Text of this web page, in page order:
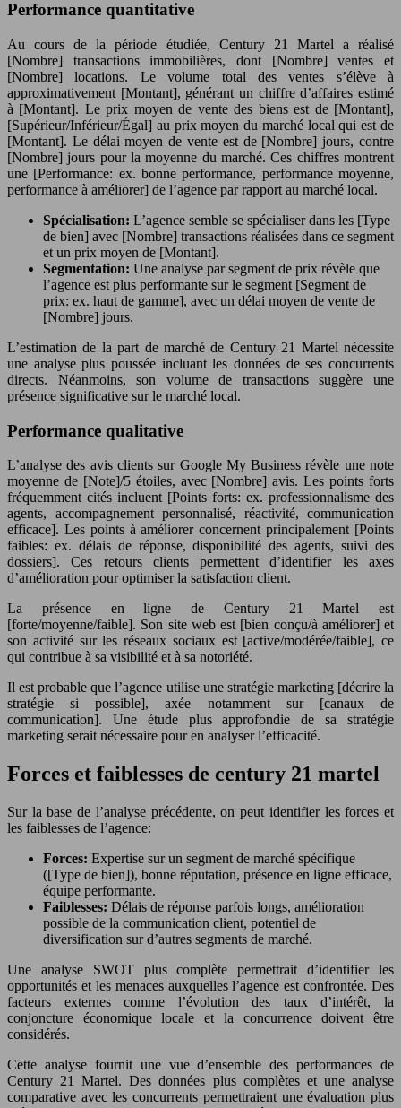
Performance quantitative
Au cours de la période étudiée, Century 21 Martel a réalisé
[Nombre] transactions immobilières, dont [Nombre] ventes et
[Nombre] locations. Le volume total des ventes s’élève à
approximativement [Montant], générant un chiffre d’affaires estimé
à [Montant]. Le prix moyen de vente des biens est de [Montant],
[Supérieur/Inférieur/Égal] au prix moyen du marché local qui est de
[Montant]. Le délai moyen de vente est de [Nombre] jours, contre
[Nombre] jours pour la moyenne du marché. Ces chiffres montrent
une [Performance: ex. bonne performance, performance moyenne,
performance à améliorer] de l’agence par rapport au marché local.
Spécialisation: L’agence semble se spécialiser dans les [Type
de bien] avec [Nombre] transactions réalisées dans ce segment
et un prix moyen de [Montant].
Segmentation: Une analyse par segment de prix révèle que
l’agence est plus performante sur le segment [Segment de
prix: ex. haut de gamme], avec un délai moyen de vente de
[Nombre] jours.
L’estimation de la part de marché de Century 21 Martel nécessite
une analyse plus poussée incluant les données de ses concurrents
directs. Néanmoins, son volume de transactions suggère une
présence significative sur le marché local.
Performance qualitative
L’analyse des avis clients sur Google My Business révèle une note
moyenne de [Note]/5 étoiles, avec [Nombre] avis. Les points forts
fréquemment cités incluent [Points forts: ex. professionnalisme des
agents, accompagnement personnalisé, réactivité, communication
efficace]. Les points à améliorer concernent principalement [Points
faibles: ex. délais de réponse, disponibilité des agents, suivi des
dossiers]. Ces retours clients permettent d’identifier les axes
d’amélioration pour optimiser la satisfaction client.
La présence en ligne de Century 21 Martel est
[forte/moyenne/faible]. Son site web est [bien conçu/à améliorer] et
son activité sur les réseaux sociaux est [active/modérée/faible], ce
qui contribue à sa visibilité et à sa notoriété.
Il est probable que l’agence utilise une stratégie marketing [décrire la
stratégie si possible], axée notamment sur [canaux de
communication]. Une étude plus approfondie de sa stratégie
marketing serait nécessaire pour en analyser l’efficacité.
Forces et faiblesses de century 21 martel
Sur la base de l’analyse précédente, on peut identifier les forces et
les faiblesses de l’agence:
Forces: Expertise sur un segment de marché spécifique
([Type de bien]), bonne réputation, présence en ligne efficace,
équipe performante.
Faiblesses: Délais de réponse parfois longs, amélioration
possible de la communication client, potentiel de
diversification sur d’autres segments de marché.
Une analyse SWOT plus complète permettrait d’identifier les
opportunités et les menaces auxquelles l’agence est confrontée. Des
facteurs externes comme l’évolution des taux d’intérêt, la
conjoncture économique locale et la concurrence doivent être
considérés.
Cette analyse fournit une vue d’ensemble des performances de
Century 21 Martel. Des données plus complètes et une analyse
comparative avec les concurrents permettraient une évaluation plus